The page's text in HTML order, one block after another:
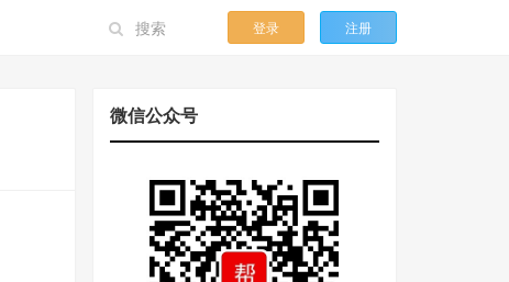
登录 注册
微信公众号